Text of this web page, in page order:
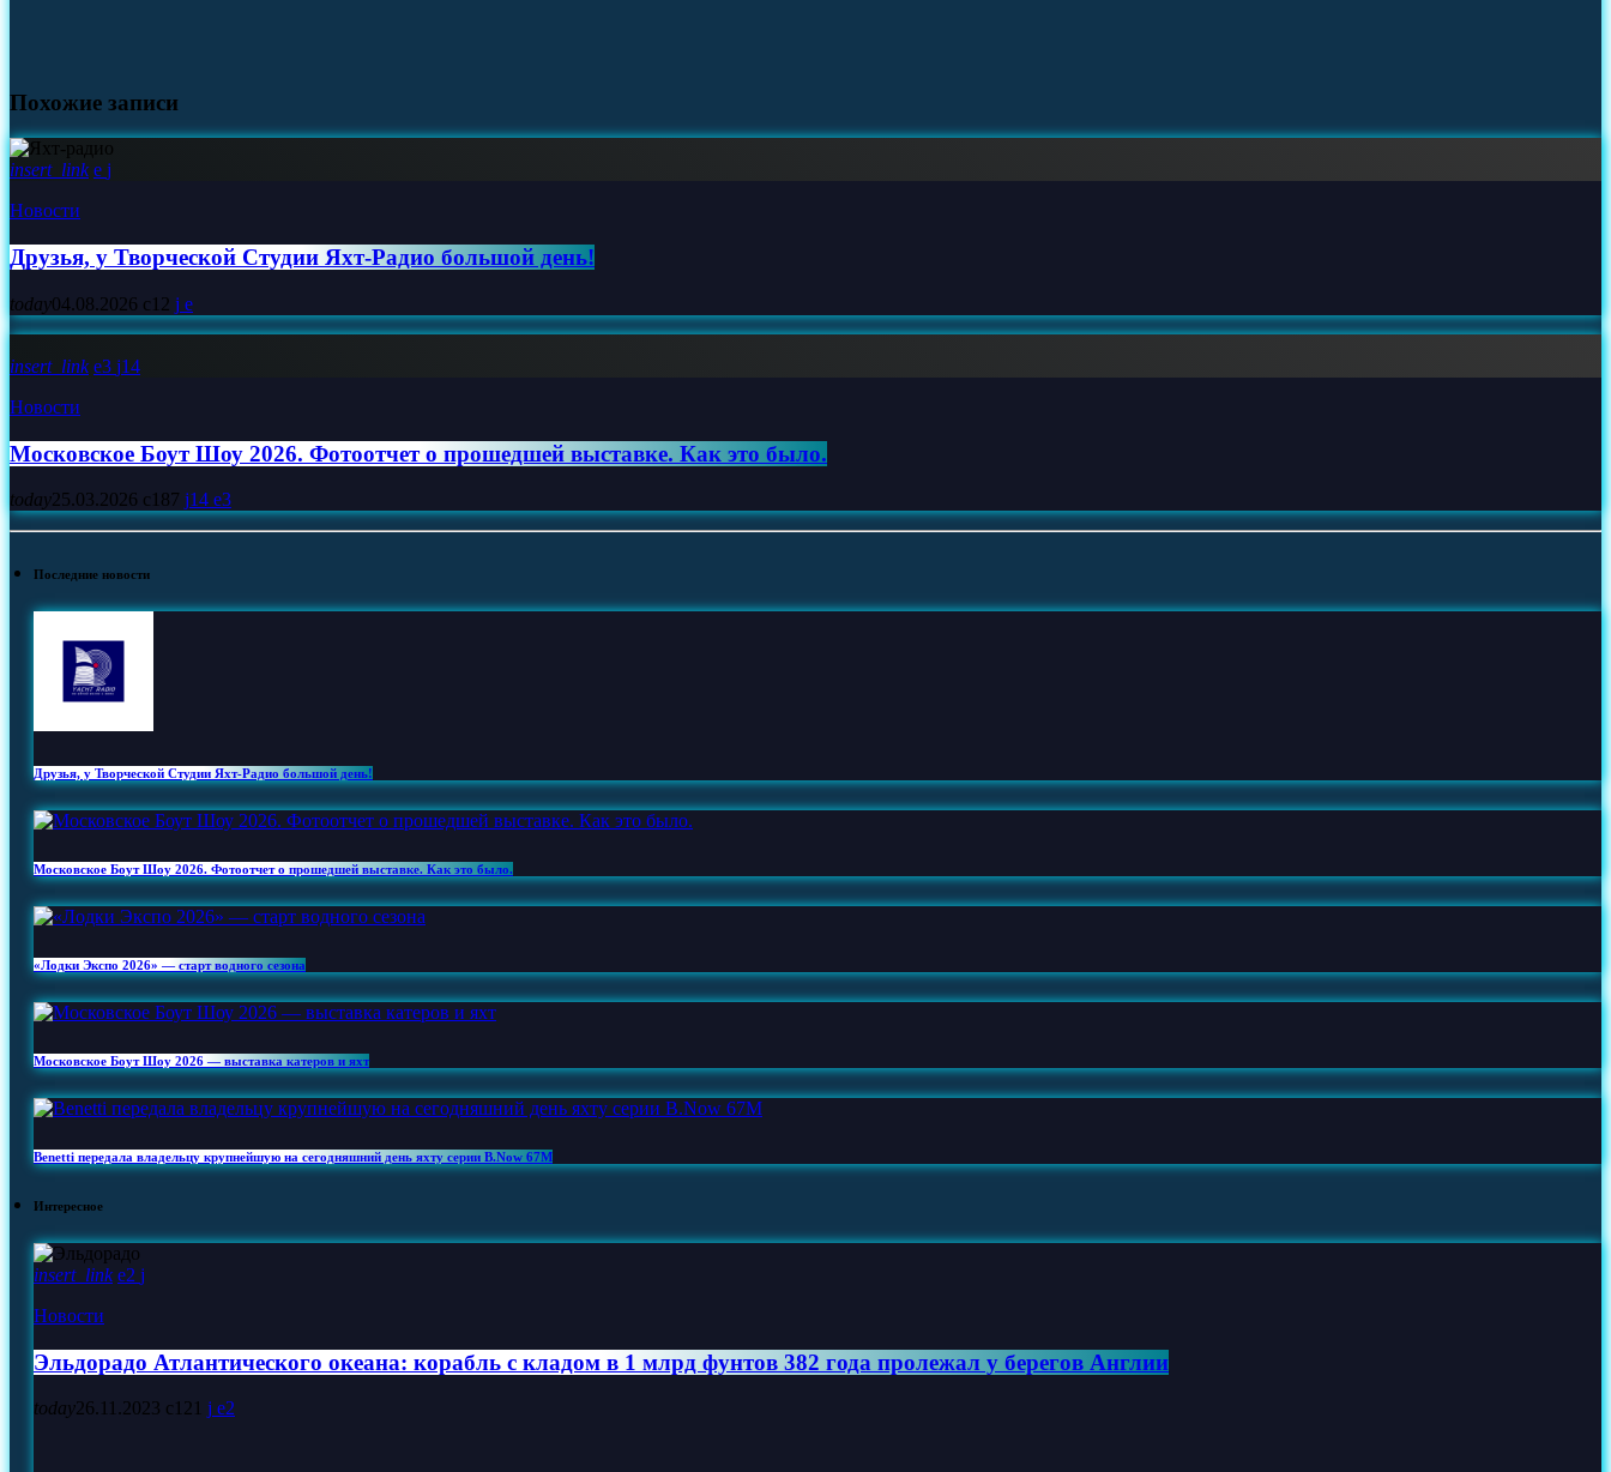
Похожие записи
insert_link
Новости
Друзья, у Творческой Студии Яхт‑Радио большой день!
today04.08.2026 12
insert_link 3 14
Новости
Московское Боут Шоу 2026. Фотоотчет о прошедшей выставке. Как это было.
today25.03.2026 187 14 3
Последние новости
Друзья, у Творческой Студии Яхт‑Радио большой день!
Московское Боут Шоу 2026. Фотоотчет о прошедшей выставке. Как это было.
«Лодки Экспо 2026» — старт водного сезона
Московское Боут Шоу 2026 — выставка катеров и яхт
Benetti передала владельцу крупнейшую на сегодняшний день яхту серии B.Now 67M
Интересное
insert_link
2
Новости
Эльдорадо Атлантического океана: корабль с кладом в 1 млрд фунтов 382 года пролежал у берегов Англии
today26.11.2023 121 2